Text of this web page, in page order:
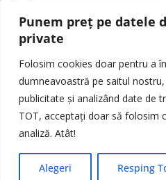
Punem preț pe datele
private
Folosim cookies doar pentru a
dumneavoastră pe saitul
publicitate și analizând date de
TOT, acceptați doar să folosim
analiză. Atât!
Alegeri Resping
Email: infohd20@gmail.com
Website: www.replicahd.ro